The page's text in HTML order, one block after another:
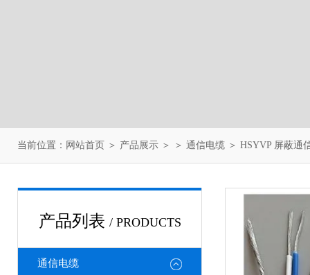
当前位置： 网站首页 ＞ 产品展示 ＞ ＞ 通信电缆 ＞ HSYVP 屏蔽通
产品列表 / PRODUCTS
通信电缆